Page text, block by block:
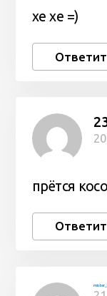
хе хе =)
прётся